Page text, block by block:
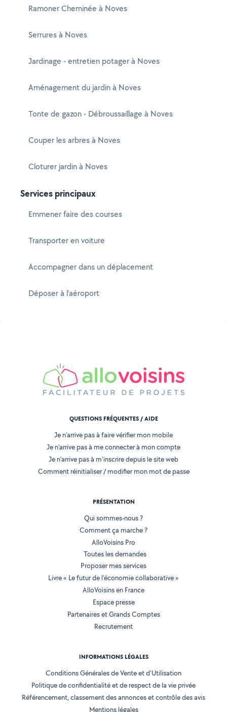
Ramoner Cheminée à Noves
Serrures à Noves
Jardinage - entretien potager à Noves
Aménagement du jardin à Noves
Tonte de gazon - Débroussaillage à Noves
Couper les arbres à Noves
Cloturer jardin à Noves
Services principaux
Emmener faire des courses
Transporter en voiture
Accompagner dans un déplacement
Déposer à l'aéroport
QUESTIONS FRÉQUENTES / AIDE
Je n'arrive pas à faire vérifier mon mobile
Je n'arrive pas à me connecter à mon compte
Je n'arrive pas à m'inscrire depuis le site web
Comment réinitialiser / modifier mon mot de passe
PRÉSENTATION
Qui sommes-nous ?
Comment ça marche ?
AlloVoisins Pro
Toutes les demandes
Proposer mes services
Livre « Le futur de l'économie collaborative »
AlloVoisins en France
Espace presse
Partenaires et Grands Comptes
Recrutement
INFORMATIONS LÉGALES
Conditions Générales de Vente et d'Utilisation
Politique de confidentialité et de respect de la vie privée
Référencement, classement des annonces et contrôle des avis
Mentions légales